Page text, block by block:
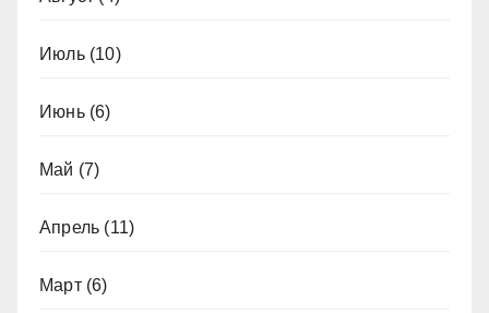
Июль(10)
Июнь(6)
Май (7)
Апрель (11)
Март(6)